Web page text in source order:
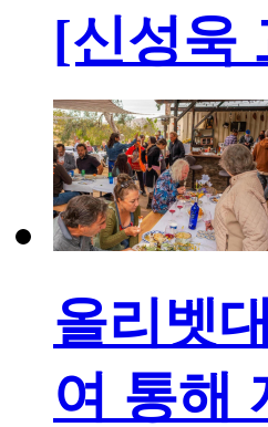
[신성욱
올리벳
여 통해